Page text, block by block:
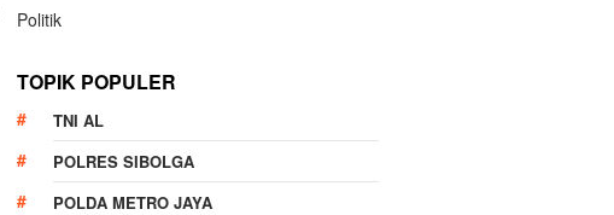
Politik
TOPIK POPULER
TNI AL
POLRES SIBOLGA
POLDA METRO JAYA